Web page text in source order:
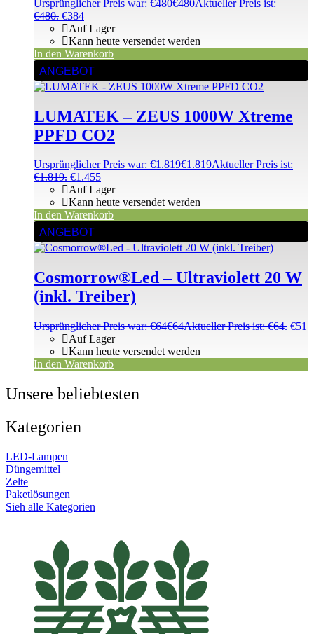
Ursprünglicher Preis war: €480€480Aktueller Preis ist:
€480. €384
Auf Lager
Kann heute versendet werden
In den Warenkorb
ANGEBOT
LUMATEK – ZEUS 1000W Xtreme
PPFD CO2
Ursprünglicher Preis war: €1.819€1.819Aktueller Preis ist:
€1.819. €1.455
Auf Lager
Kann heute versendet werden
In den Warenkorb
ANGEBOT
Cosmorrow®Led – Ultraviolett 20 W
(inkl. Treiber)
Ursprünglicher Preis war: €64€64Aktueller Preis ist: €64. €51
Auf Lager
Kann heute versendet werden
In den Warenkorb
Unsere beliebtesten
Kategorien
LED-Lampen
Düngemittel
Zelte
Paketlösungen
Sieh alle Kategorien